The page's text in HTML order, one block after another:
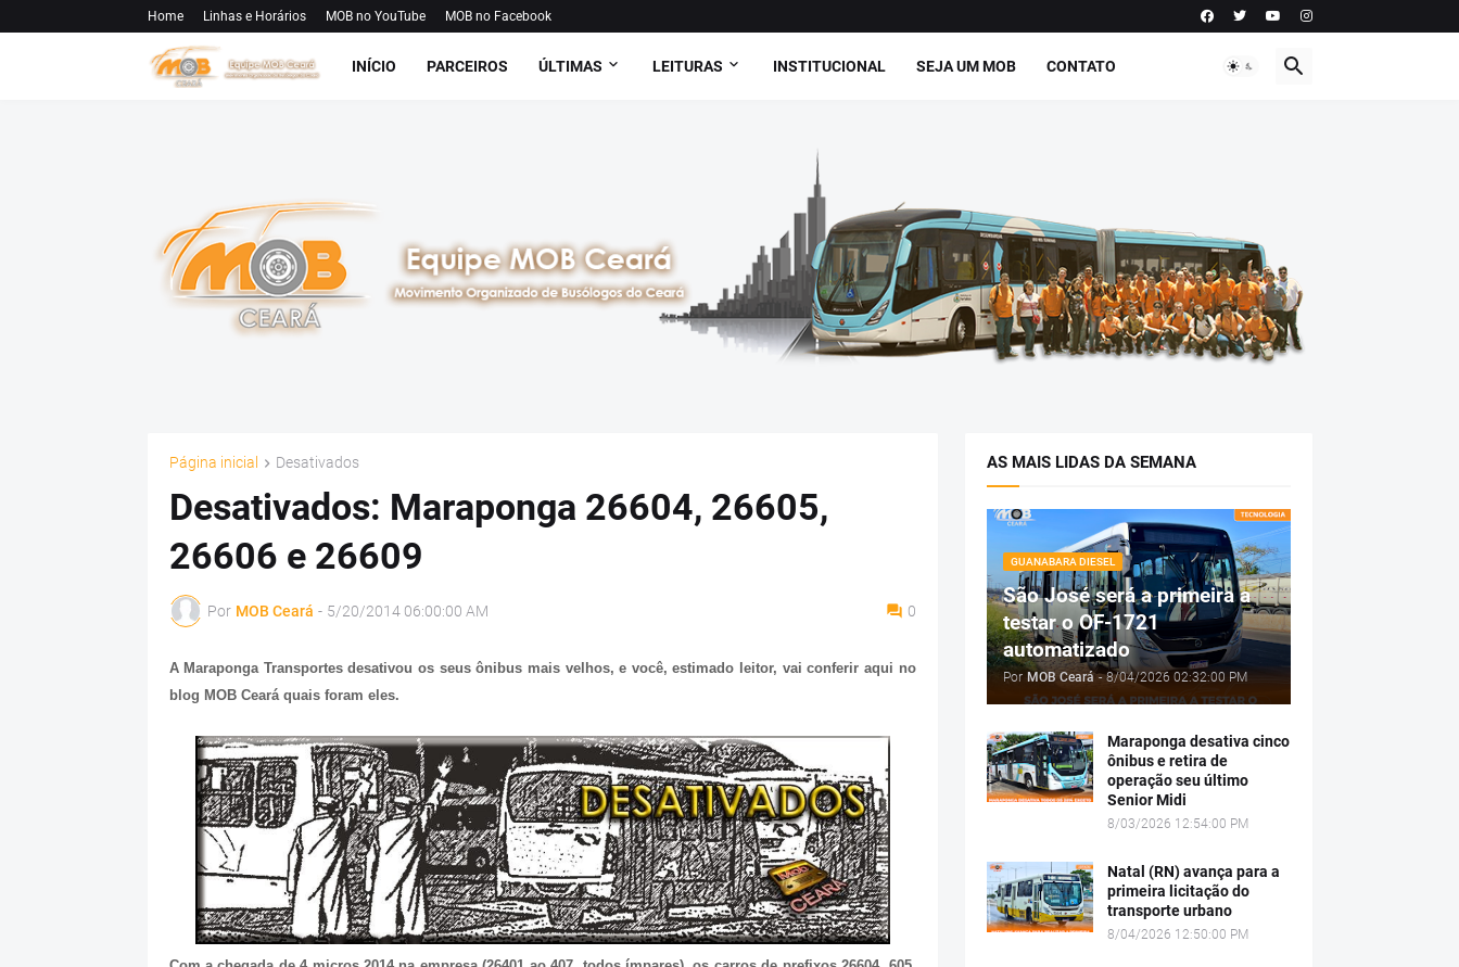
Home Linhas e Horários MOB no YouTube MOB no Facebook
INÍCIO PARCEIROS ÚLTIMAS LEITURAS INSTITUCIONAL SEJA UM MOB CONTATO
Página inicial Desativados
Desativados: Maraponga 26604, 26605,
26606 e 26609
Por MOB Ceará - 5/20/2014 06:00:00 AM 0
A Maraponga Transportes desativou os seus ônibus mais velhos, e você, estimado leitor, vai conferir aqui no
blog MOB Ceará quais foram eles.
AS MAIS LIDAS DA SEMANA
GUANABARA DIESEL
São José será a primeira a
testar o OF-1721
automatizado
Por MOB Ceará - 8/04/2026 02:32:00 PM
Maraponga desativa cinco
ônibus e retira de
operação seu último
Senior Midi
8/03/2026 12:54:00 PM
Natal (RN) avança para a
primeira licitação do
transporte urbano
8/04/2026 12:50:00 PM